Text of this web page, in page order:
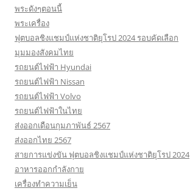
พระดังๆตอนนี้
พระเครื่อง
ฟุตบอลชิงแชมป์แห่งชาติยุโรป 2024 รอบคัดเลือก
มุมมองสังคมไทย
รถยนต์ไฟฟ้า Hyundai
รถยนต์ไฟฟ้า Nissan
รถยนต์ไฟฟ้า Volvo
รถยนต์ไฟฟ้าในไทย
ส่งออกเดือนกุมภาพันธ์ 2567
ส่งออกไทย 2567
สายการแข่งขัน ฟุตบอลชิงแชมป์แห่งชาติยุโรป 2024
อาหารออกกําลังกาย
เครื่องทำความเย็น